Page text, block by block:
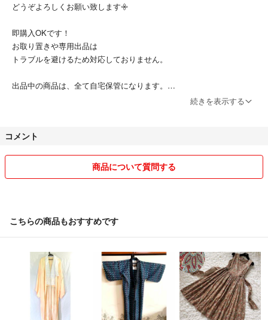
どうぞよろしくお願い致します𖧷
即購入OKです！
お取り置きや専用出品は
トラブルを避けるため対応しておりません。
出品中の商品は、全て自宅保管になります。
購入をお願い致します！
続きを表示する
コメント
商品について質問する
こちらの商品もおすすめです